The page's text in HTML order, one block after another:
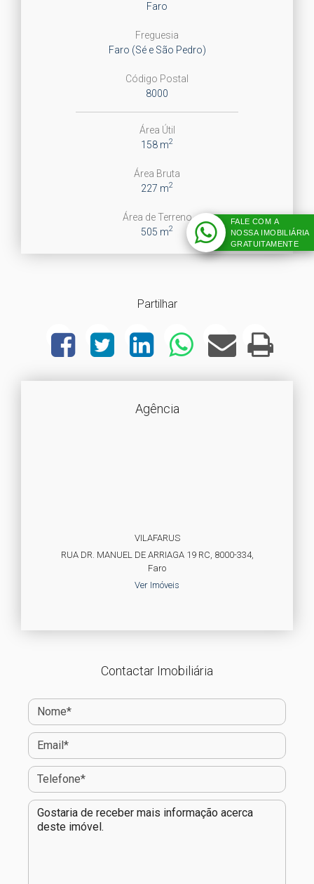
Faro
Freguesia
Faro (Sé e São Pedro)
Código Postal
8000
Área Útil
158 m2
Área Bruta
227 m2
Área de Terreno
505 m2
Partilhar
Agência
VILAFARUS
RUA DR. MANUEL DE ARRIAGA 19 RC, 8000-334,
Faro
Ver Imóveis
Contactar Imobiliária
FALE COM A
NOSSA IMOBILIÁRIA
GRATUITAMENTE